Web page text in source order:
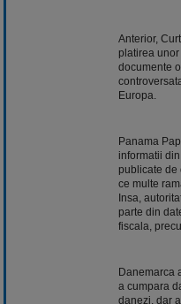
Anterior,
platirea
documente
Europa.
Panama
informatii
publicate de
ce multe
Insa,
parte din
fiscala,
Danemarca
a cumpara
danezi, dar